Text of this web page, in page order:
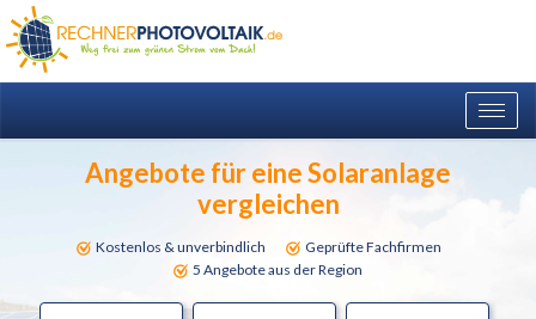
Angebote für eine Solaranlage
vergleichen
Kostenlos & unverbindlich
Geprüfte Fachfirmen
5 Angebote aus der Region